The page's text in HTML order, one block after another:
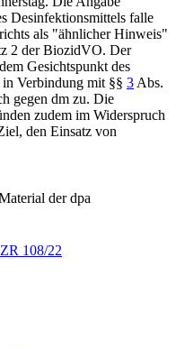
Desinfektionsmittels falle
als "ähnlicher Hinweis"
2 der BiozidVO. Der
Gesichtspunkt des
in Verbindung mit §§ 3 Abs.
gegen dm zu. Die
zudem im Widerspruch
den Einsatz von
der dpa
108/22